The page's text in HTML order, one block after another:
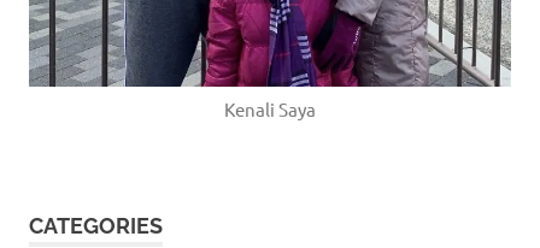
Kenali Saya
CATEGORIES